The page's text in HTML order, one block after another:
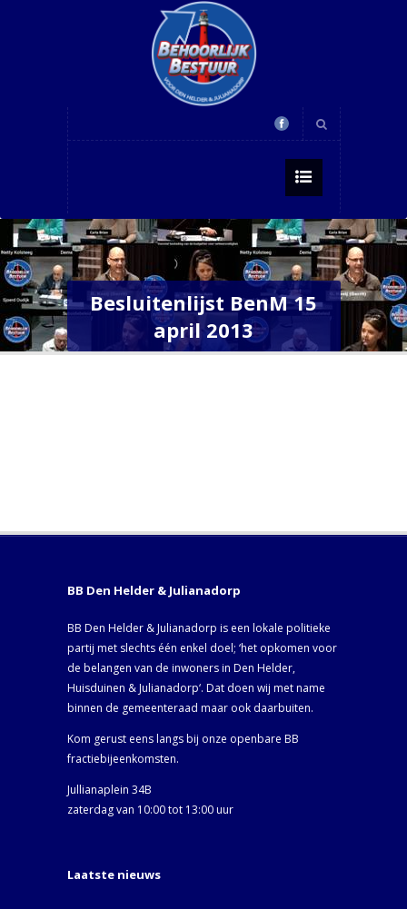
Besluitenlijst BenM 15
april 2013
BB Den Helder & Julianadorp
BB Den Helder & Julianadorp is een lokale politieke
partij met slechts één enkel doel; ‘het opkomen voor
de belangen van de inwoners in Den Helder,
Huisduinen & Julianadorp‘. Dat doen wij met name
binnen de gemeenteraad maar ook daarbuiten.
Kom gerust eens langs bij onze openbare BB
fractiebijeenkomsten.
Jullianaplein 34B
zaterdag van 10:00 tot 13:00 uur
Laatste nieuws